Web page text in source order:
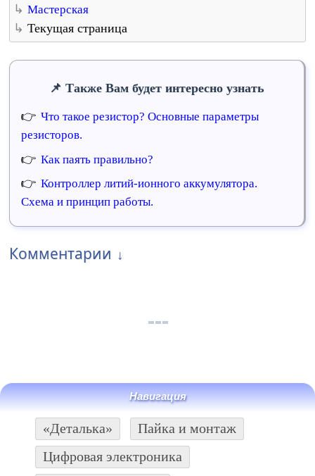
Мастерская
Текущая страница
Также Вам будет интересно узнать
Что такое резистор? Основные параметры
резисторов.
Как паять правильно?
Контроллер литий-ионного аккумулятора.
Схема и принцип работы.
Комментарии
Навигация
«Деталька»
Пайка и монтаж
Цифровая электроника